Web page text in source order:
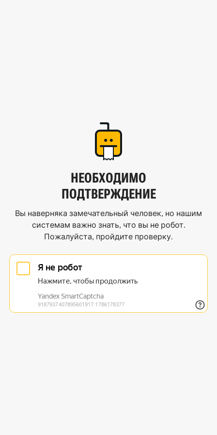
НЕОБХОДИМО
ПОДТВЕРЖДЕНИЕ
Вы наверняка замечательный человек, но нашим
системам важно знать, что вы не робот.
Пожалуйста, пройдите проверку.